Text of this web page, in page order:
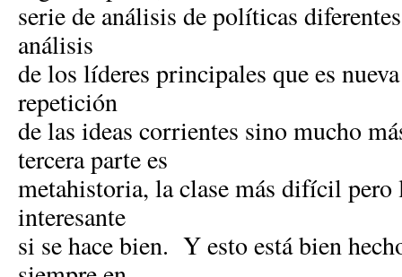
serie de análisis de políticas
análisis
de los líderes principales que es
repetición
de las ideas corrientes sino mucho
tercera parte es
metahistoria, la clase más difícil pero
interesante
si se hace bien. Y esto está bien